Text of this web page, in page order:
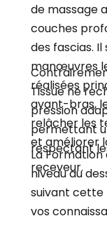
de massage
couches
des fascias.
manœuvres
réalisées
avant-bras,
relâcher les
et améliorer
Tissue ne
pression
permettant
respectant
receveur.
La Formation
niveau au
suivant cette
vos